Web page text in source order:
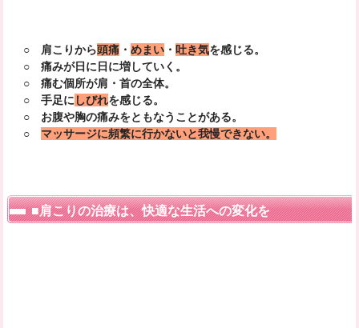
○ 肩こりから頭痛・ めまい・ 吐き気を感じる。
○ 痛みが日に日に増していく。
○ 痛む個所が肩・首の全体。
○ 手足にしびれを感じる。
○ お腹や胸の痛みをともなうことがある。
○ マッサージに頻繁に行かないと我慢できない。
■肩こりの治療は、快適な生活への変化を